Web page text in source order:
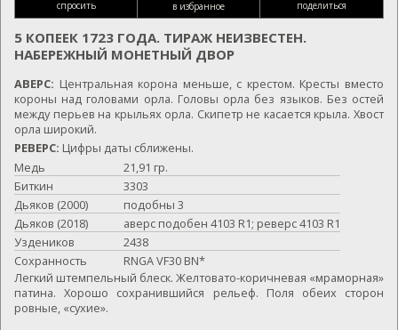
спросить в избранное поделиться
5 КОПЕЕК 1723 ГОДА. ТИРАЖ НЕИЗВЕСТЕН.
НАБЕРЕЖНЫЙ МОНЕТНЫЙ ДВОР
АВЕРС: Центральная корона меньше, с крестом. Кресты вместо
короны над головами орла. Головы орла без языков. Без остей
между перьев на крыльях орла. Скипетр не касается крыла. Хвост
орла широкий.
РЕВЕРС: Цифры даты сближены.
Медь
21,91 гр.
Биткин
3303
Дьяков (2000)
подобны 3
Дьяков (2018)
аверс подобен 4103 R1; реверс 4103 R1
Уздеников
2438
Сохранность
RNGA VF30 BN*
Легкий штемпельный блеск. Желтовато-коричневая «мраморная»
патина. Хорошо сохранившийся рельеф. Поля обеих сторон
ровные, «сухие».